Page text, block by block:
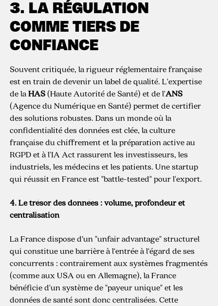
3. LA RÉGULATION
COMME TIERS DE
CONFIANCE
Souvent critiquée, la rigueur réglementaire française
est en train de devenir un label de qualité. L'expertise
de laHAS(Haute Autorité de Santé) et de l'ANS
(Agence du Numérique en Santé) permet de certifier
des solutions robustes. Dans un monde où la
confidentialité des données est clée, la culture
française du chiffrement et la préparation active au
RGPD et à l'IA Act rassurent les investisseurs, les
industriels, les médecins et les patients. Une startup
qui réussit en France est "battle-tested" pour l'export.
4. Le trésor des données : volume, profondeur et
centralisation
La France dispose d’un "unfair advantage" structurel
qui constitue une barrière à l’entrée à l’égard de ses
concurrents : contrairement aux systèmes fragmentés
(comme aux USA ou en Allemagne), la France
bénéficie d'un système de "payeur unique" et les
données de santé sont donc centralisées. Cette